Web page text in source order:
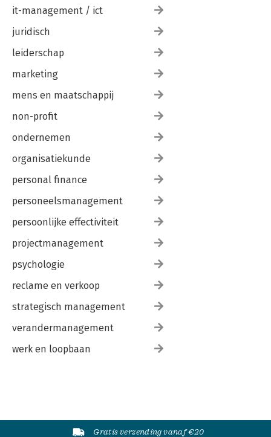
it-management / ict
juridisch
leiderschap
marketing
mens en maatschappij
non-profit
ondernemen
organisatiekunde
personal finance
personeelsmanagement
persoonlijke effectiviteit
projectmanagement
psychologie
reclame en verkoop
strategisch management
verandermanagement
werk en loopbaan
Gratis verzending vanaf €20